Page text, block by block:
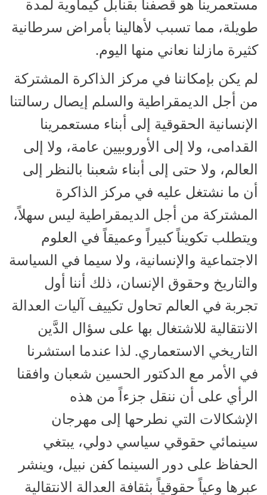
مستعمرينا هو قصفنا بقنابل كيماوية لمدة
طويلة، مما تسبب لأهالينا بأمراض سرطانية
كثيرة مازلنا نعاني منها اليوم.
لم يكن بإمكاننا في مركز الذاكرة المشتركة
من أجل الديمقراطية والسلم إيصال رسالتنا
الإنسانية الحقوقية إلى أبناء مستعمرينا
القدامى، ولا إلى الأوروبيين عامة، ولا إلى
العالم، ولا حتى إلى أبناء شعبنا بالنظر إلى
أن ما نشتغل عليه في مركز الذاكرة
المشتركة من أجل الديمقراطية ليس سهلاً،
ويتطلب تكويناً كبيراً وعميقاً في العلوم
الاجتماعية والإنسانية، ولا سيما في السياسة
والتاريخ وحقوق الإنسان، ذلك أننا أول
تجربة في العالم تحاول تكييف آليات العدالة
الانتقالية للاشتغال بها على سؤال الدَّين
التاريخي الاستعماري. لذا عندما استشرنا
في الأمر مع الدكتور الحسين شعبان وافقنا
الرأي على أن ننقل جزءاً من هذه
الإشكالات التي نطرحها إلى مهرجان
سينمائي حقوقي سياسي دولي، يبتغي
الحفاظ على دور السينما كفن نبيل، وينشر
عبرها وعياً حقوقياً بثقافة العدالة الانتقالية